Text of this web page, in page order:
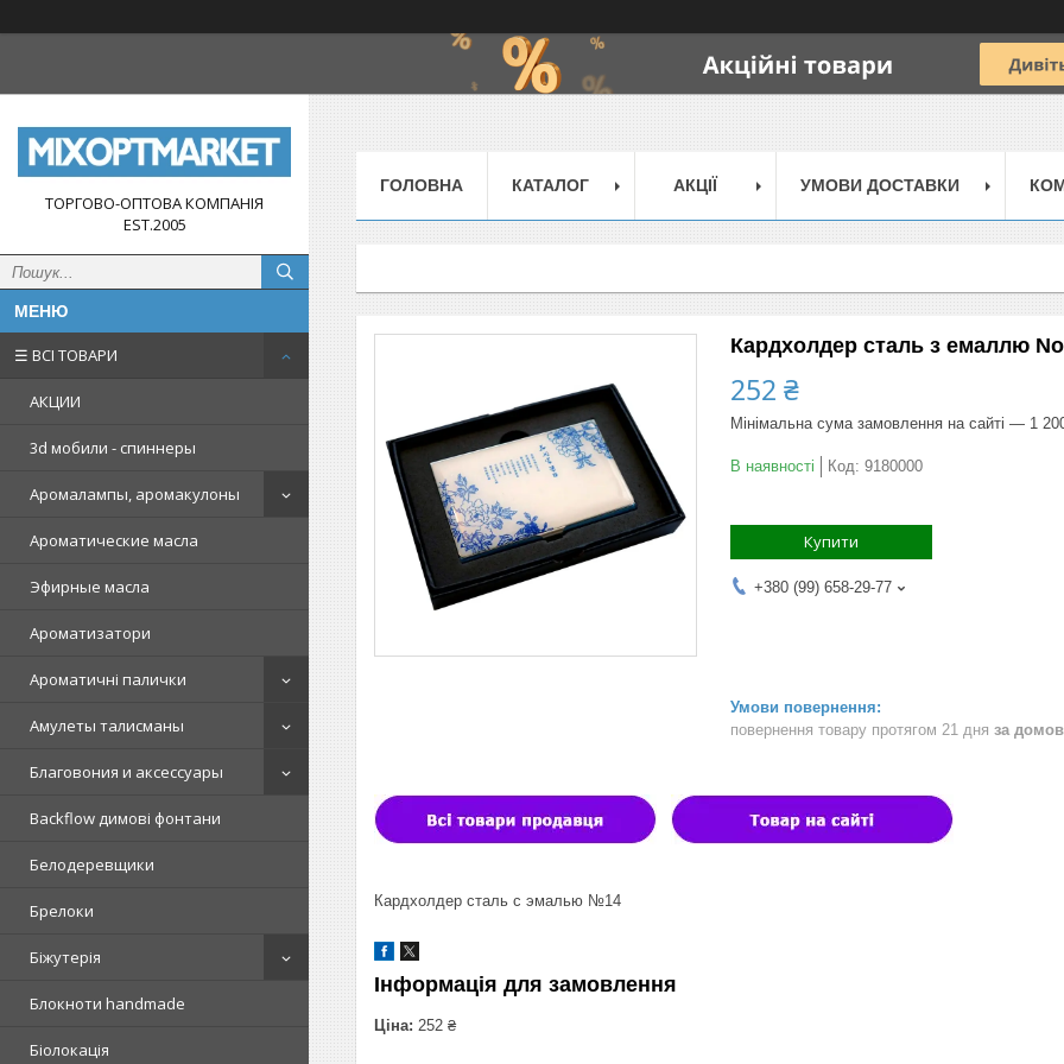
ТОРГОВО-ОПТОВА КОМПАНІЯ
EST.2005
☰ ВСІ ТОВАРИ
АКЦИИ
3d мобили - спиннеры
Аромалампы, аромакулоны
Ароматические масла
Эфирные масла
Ароматизатори
Ароматичні палички
Амулеты талисманы
Благовония и аксессуары
Backflow димові фонтани
Белодеревщики
Брелоки
Біжутерія
Блокноти handmade
Біолокація
ГОЛОВНА КАТАЛОГ АКЦІЇ УМОВИ ДОСТАВКИ
Кардхолдер сталь з емаллю
252 ₴
Мінімальна сума замовлення на сайті — 1
В наявності Код: 9180000
Купити
+380 (99) 658-29-77
повернення товару протягом 21 дня за
Кардхолдер сталь с эмалью №14
Інформація для замовлення
Ціна: 252 ₴